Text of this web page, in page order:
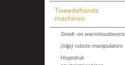
Tweedehands
machines
Smelt- en warmhoudovens
(slijp) robots-manipulators
Hogedruk